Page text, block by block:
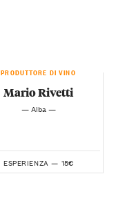
PRODUTTORE DI VINO
Mario Rivetti
— Alba —
ESPERIENZA — 15€